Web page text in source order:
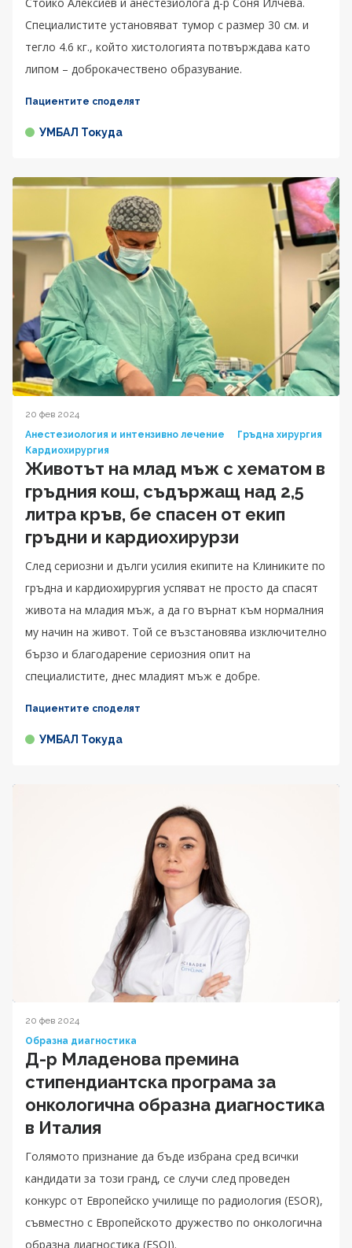
Специалистите установяват тумор с размер 30 см. и
тегло 4.6 кг., който хистологията потвърждава като
липом – доброкачествено образувание.
Пациентите споделят
УМБАЛ Токуда
20 фев 2024
Анестезиология и интензивно лечение
Гръдна хирургия
Кардиохирургия
Животът на млад мъж с хематом в
гръдния кош, съдържащ над 2,5
литра кръв, бе спасен от екип
гръдни и кардиохирурзи
След сериозни и дълги усилия екипите на Клиниките по
гръдна и кардиохирургия успяват не просто да спасят
живота на младия мъж, а да го върнат към нормалния
му начин на живот. Той се възстановява изключително
бързо и благодарение сериозния опит на
специалистите, днес младият мъж е добре.
Пациентите споделят
УМБАЛ Токуда
20 фев 2024
Образна диагностика
Д-р Младенова премина
стипендиантска програма за
онкологична образна диагностика
в Италия
Голямото признание да бъде избрана сред всички
кандидати за този гранд, се случи след проведен
конкурс от Европейско училище по радиология (ESOR),
съвместно с Европейското дружество по онкологична
образна диагностика (ESOI).